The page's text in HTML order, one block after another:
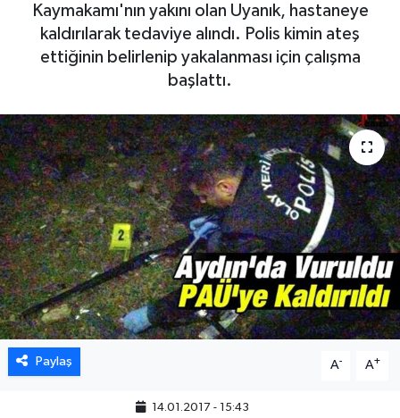
Kaymakamı'nın yakını olan Uyanık, hastaneye
kaldırılarak tedaviye alındı. Polis kimin ateş
ettiğinin belirlenip yakalanması için çalışma
başlattı.
Paylaş A- A+
14.01.2017 - 15:43
Haber Arşivi